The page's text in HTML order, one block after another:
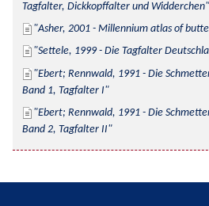
Tagfalter, Dickkopffalter und Widderchen
Asher, 2001 - Millennium atlas of
Settele, 1999 - Die Tagfalter
Ebert; Rennwald, 1991 - Die
Band 1, Tagfalter I
Ebert; Rennwald, 1991 - Die
Band 2, Tagfalter II